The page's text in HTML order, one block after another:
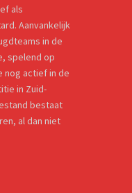
als
Aanvankelijk
in de
spelend op
nog actief in de
in Zuid-
bestaat
al dan niet